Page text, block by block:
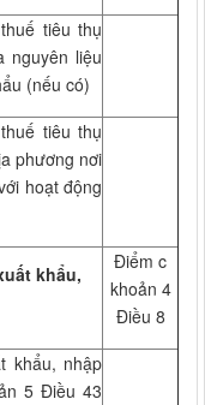
tiêu thụ
nguyên liệu
(nếu có)
tiêu thụ
phương nơi
hoạt động
khẩu,
Điểm c
khoản 4
Điều 8
khẩu, nhập
5 Điều 43